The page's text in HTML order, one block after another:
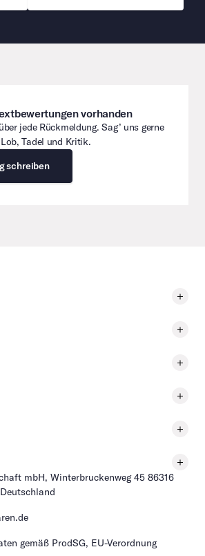
vorhanden
jede Rückmeldung. Sag’ uns gerne
Tadel und Kritik.
schreiben
mbH, Winterbruckenweg 45 86316
gemäß ProdSG, EU-Verordnung